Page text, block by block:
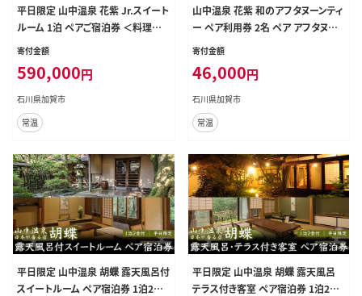
平日限定 山中温泉 花紫 Jr.スイート
ルーム 1泊 ペアご宿泊券 ＜料理長
おまかせ懐石＞ 1泊2食付 平日 露天
宿 旅館 ホテル 旅行 レジャー 観光
復興 震災 コロナ 能登半島地震復興
支援 北陸新幹線 F6P-2890
寄付金額
590,000円
石川県加賀市
常温
山中温泉 花紫 和のアフタヌーンティ
ー ペア利用券 2名 ペア アフタヌー
ンティー 利用券 レジャー 体験 観光
支援 北陸新幹線 F6P-2050
寄付金額
46,000円
石川県加賀市
常温
平日限定 山中温泉 胡蝶 露天風呂付
スイートルーム ペア宿泊券 1泊2食
平日限定 山中温泉 胡蝶 露天風呂
テラス付き客室 ペア宿泊券 1泊2食